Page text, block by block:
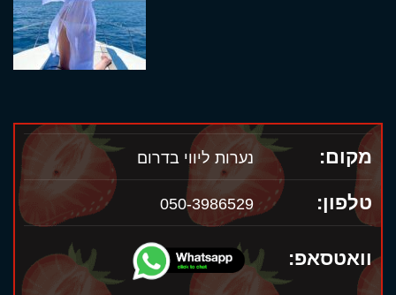
מקום: נערות ליווי בדרום
טלפון: 050-3986529
וואטסאפ: